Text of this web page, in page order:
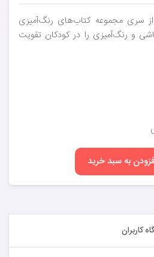
کودک نی‌نی نقاش۱ از سری مجموعه کتاب‌های رنگ‌آمیزی
و رنگ‌آمیزی را در کودکان تقویت
به سبد خرید
کاربران